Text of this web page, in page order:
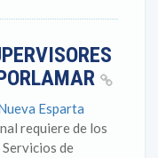
Esparta
requiere de los
de